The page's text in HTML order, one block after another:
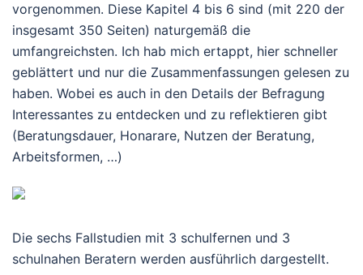
vorgenommen. Diese Kapitel 4 bis 6 sind (mit 220 der
insgesamt 350 Seiten) naturgemäß die
umfangreichsten. Ich hab mich ertappt, hier schneller
geblättert und nur die Zusammenfassungen gelesen zu
haben. Wobei es auch in den Details der Befragung
Interessantes zu entdecken und zu reflektieren gibt
(Beratungsdauer, Honarare, Nutzen der Beratung,
Arbeitsformen, …)
Die sechs Fallstudien mit 3 schulfernen und 3
schulnahen Beratern werden ausführlich dargestellt.